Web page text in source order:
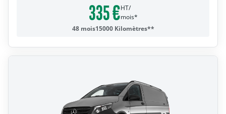
335 €HT/
mois*
48 mois15000 Kilomètres**